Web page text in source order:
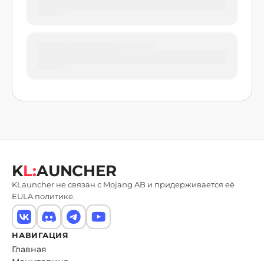
KL:AUNCHER
KLauncher не связан с Mojang AB и придерживается её
EULA политике.
НАВИГАЦИЯ
Главная